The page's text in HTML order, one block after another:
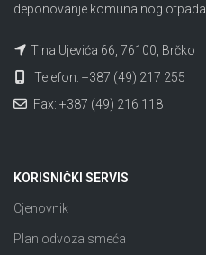
deponovanje komunalnog otpada.
Tina Ujevića 66, 76100, Brčko
Telefon: +387 (49) 217 255
Fax: +387 (49) 216 118
KORISNIČKI SERVIS
Cjenovnik
Plan odvoza smeća